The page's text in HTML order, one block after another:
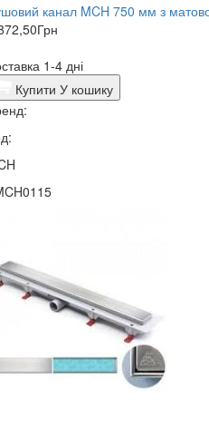
канал MCH 750 мм з
Грн
1-4 дні
Купити У кошику